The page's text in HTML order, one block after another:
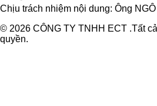
Chịu trách nhiệm nội dung: Ông
© 2026 CÔNG TY TNHH ECT .Tất
quyền.